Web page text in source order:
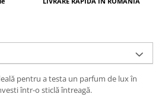
pentru a testa un parfum de lux în
într-o sticlă întreagă.